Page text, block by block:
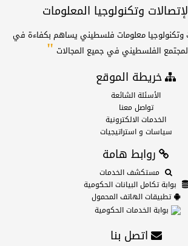
وتكنولوجيا المعلومات
وتكنولوجيا معلومات فلسطيني يساهم بكفاءة في
الفلسطيني في جميع المجالات"
خريطة الموقع
الأسئلة الشائعة
تواصل معنا
الخدمات الالكترونية
سياسات و استراتيجيات
روابط هامة
مستكشف الخدمات
بوابة تكامل البيانات الحكومية
تطبيقات الهاتف المحمول
بوابة الخدمات الحكومية
اتصل بنا